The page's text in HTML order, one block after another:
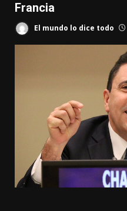
Francia
El mundo lo dice todo